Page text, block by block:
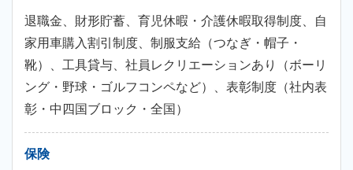
退職金、財形貯蓄、育児休暇・介護休暇取得制度、自
家用車購入割引制度、制服支給（つなぎ・帽子・
靴）、工具貸与、社員レクリエーションあり（ボーリ
ング・野球・ゴルフコンペなど）、表彰制度（社内表
彰・中四国ブロック・全国）
保険